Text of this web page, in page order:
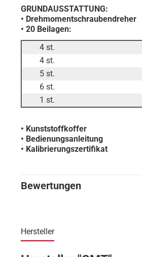
GRUNDAUSSTATTUNG:
• Drehmomentschraubendreher
• 20 Beilagen:
4 st.
4 st.
5 st.
6 st.
1 st.
• Kunststoffkoffer
• Bedienungsanleitung
• Kalibrierungszertifikat
Bewertungen
Hersteller